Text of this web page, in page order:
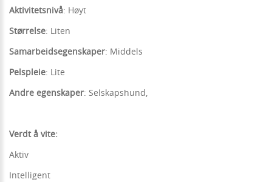
Aktivitetsnivå: Høyt
Størrelse: Liten
Samarbeidsegenskaper: Middels
Pelspleie: Lite
Andre egenskaper: Selskapshund,
Verdt å vite:
Aktiv
Intelligent